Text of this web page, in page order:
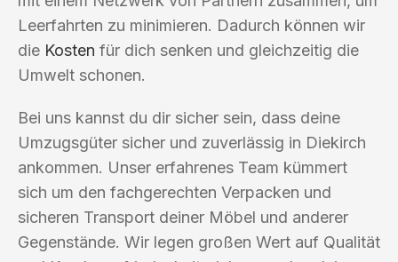
Leerfahrten zu minimieren. Dadurch können wir
die Kosten für dich senken und gleichzeitig die
Umwelt schonen.
Bei uns kannst du dir sicher sein, dass deine
Umzugsgüter sicher und zuverlässig in Diekirch
ankommen. Unser erfahrenes Team kümmert
sich um den fachgerechten Verpacken und
sicheren Transport deiner Möbel und anderer
Gegenstände. Wir legen großen Wert auf Qualität